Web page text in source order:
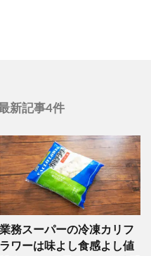
新記事4件
業務スーパーの冷凍カリフ
ラワーは味よし食感よし値